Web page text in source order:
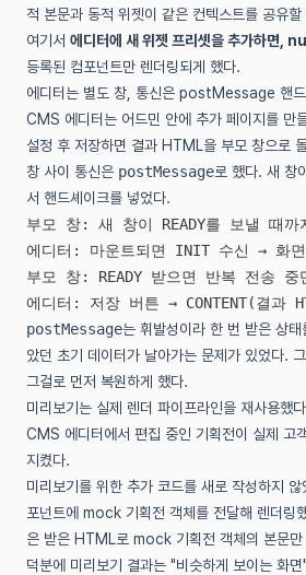
적 본문과 동적 위젯이 같은 컨텍스트를 공유할
여기서 에디터에 새 위젯 프리셋을 추가하면,
등록된 컴포넌트만 렌더링되게 했다.
에디터는 별도 창, 통신은 postMessage 핸
CMS 에디터는 어드민 안에 추가 페이지를 만
설정 후 저장하면 결과 HTML을 부모 창으로
창 사이 통신은 postMessage로 했다. 새 창
서 핸드셰이크를 넣었다.
부모 창: 새 창이 READY를 보낼 때
에디터: 마운트되면 INIT 수신 → 화면
부모 창: READY 받으면 반복 전송 중
에디터: 저장 버튼 → CONTENT(결과
postMessage는 휘발성이라 한 번 받은 상
았던 초기 데이터가 날아가는 문제가 있었다.
그걸로 먼저 복원하게 했다.
미리보기는 실제 렌더 파이프라인을 재사용했다
CMS 에디터에서 편집 중인 기획전이 실제 고
지켰다.
미리보기를 위한 추가 코드를 새로 작성하지
포넌트에 mock 기획전 객체를 전달해 렌더링
은 받은 HTML로 mock 기획전 객체의 본문만
덕분에 미리보기 결과는 "비슷하게 보이는 화